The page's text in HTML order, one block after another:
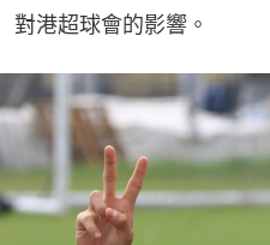
對港超球會的影響。